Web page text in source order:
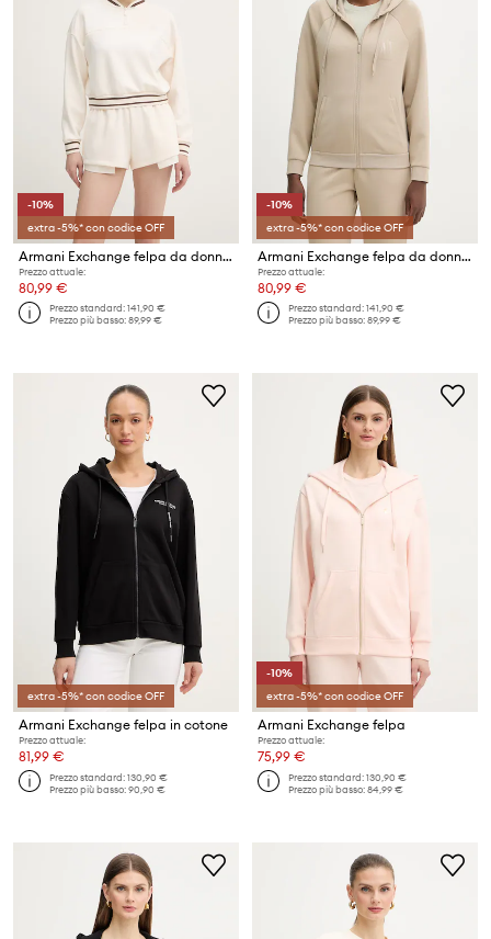
-10%
extra -5%* con codice OFF
Armani Exchange felpa da donna
Prezzo attuale:
80,99 €
Prezzo standard:141,90 €
Prezzo più basso:89,99 €
-10%
extra -5%* con codice OFF
Armani Exchange felpa da donna con viscosa
Prezzo attuale:
80,99 €
Prezzo standard:141,90 €
Prezzo più basso:89,99 €
extra -5%* con codice OFF
Armani Exchange felpa in cotone
Prezzo attuale:
81,99 €
Prezzo standard:130,90 €
Prezzo più basso:90,90 €
-10%
extra -5%* con codice OFF
Armani Exchange felpa
Prezzo attuale:
75,99 €
Prezzo standard:130,90 €
Prezzo più basso:84,99 €